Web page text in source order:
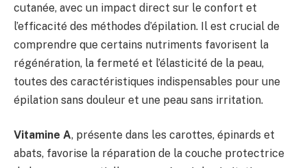
cutanée, avec un impact direct sur le confort et
l’efficacité des méthodes d’épilation. Il est crucial de
comprendre que certains nutriments favorisent la
régénération, la fermeté et l’élasticité de la peau,
toutes des caractéristiques indispensables pour une
épilation sans douleur et une peau sans irritation.
Vitamine A, présente dans les carottes, épinards et
abats, favorise la réparation de la couche protectrice